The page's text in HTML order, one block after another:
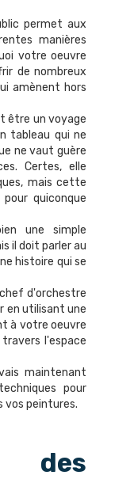
permet aux
manières
votre oeuvre
de nombreux
amènent hors
être un voyage
tableau qui ne
ne vaut guère
Certes, elle
mais cette
quiconque
une simple
il doit parler au
histoire qui se
d'orchestre
en utilisant une
à votre oeuvre
l'espace
maintenant
pour
vos peintures.
des